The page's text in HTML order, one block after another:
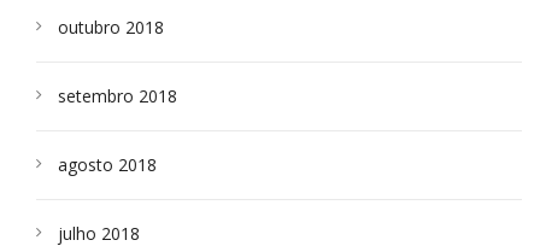
outubro 2018
setembro 2018
agosto 2018
julho 2018